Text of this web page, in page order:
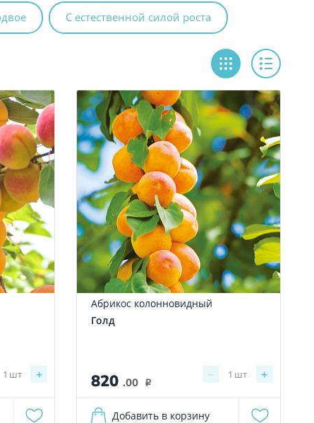
С естественной силой роста
+
1 шт
Абрикос колонновидный
Голд
820.00 i
− +
1 шт
Добавить в корзину